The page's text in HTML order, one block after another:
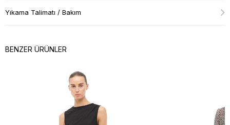
Yıkama Talimatı / Bakım
BENZER ÜRÜNLER